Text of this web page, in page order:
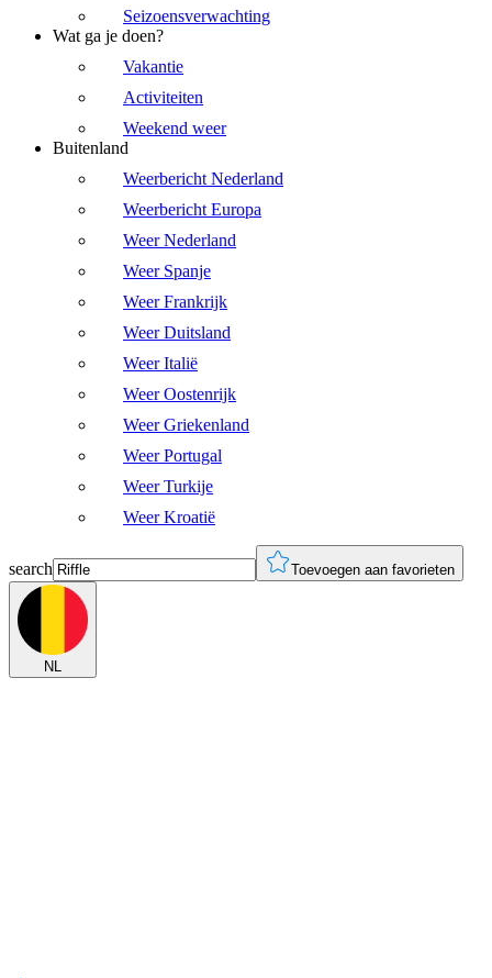
Seizoensverwachting
Wat ga je doen?
Vakantie
Activiteiten
Weekend weer
Buitenland
Weerbericht Nederland
Weerbericht Europa
Weer Nederland
Weer Spanje
Weer Frankrijk
Weer Duitsland
Weer Italië
Weer Oostenrijk
Weer Griekenland
Weer Portugal
Weer Turkije
Weer Kroatië
search Toevoegen aan favorieten
NL